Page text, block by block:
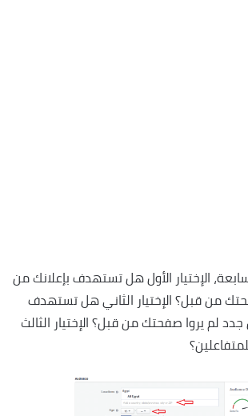
الإختيار الأول هل تستهدف بإعلانك من
من قبل؟ الإختيار الثاني هل تستهدف
لم يروا صفحتك من قبل؟ الإختيار الثالث